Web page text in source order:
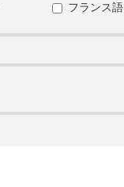
フランス語